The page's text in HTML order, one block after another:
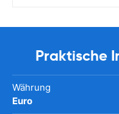
Praktische
Währung
Euro